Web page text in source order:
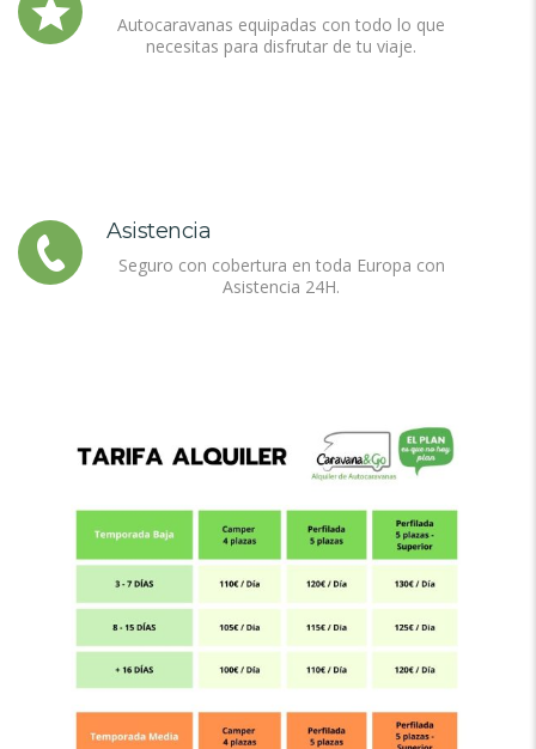
Autocaravanas equipadas con todo lo que
necesitas para disfrutar de tu viaje.
Asistencia
Seguro con cobertura en toda Europa con
Asistencia 24H.